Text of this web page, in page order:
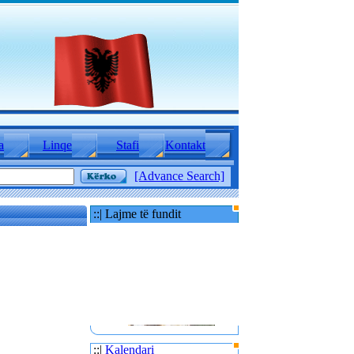
Linqe Stafi Kontakt
[Advance Search]
::| Lajme të fundit
::| Kalendari